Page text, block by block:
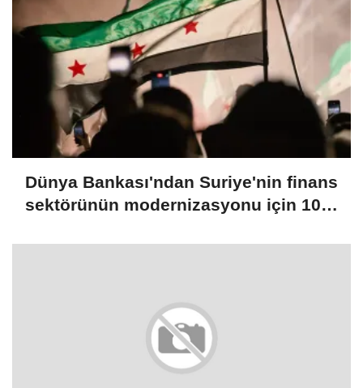
Dünya Bankası'ndan Suriye'nin finans
sektörünün modernizasyonu için 100